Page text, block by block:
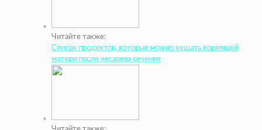
Читайте также:
Список продуктов, которые можно кушать кормящей
матери после кесарева сечения